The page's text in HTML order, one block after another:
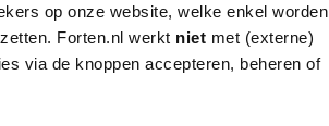
op onze website, welke enkel worden
Forten.nl werkt niet met (externe)
via de knoppen accepteren, beheren of